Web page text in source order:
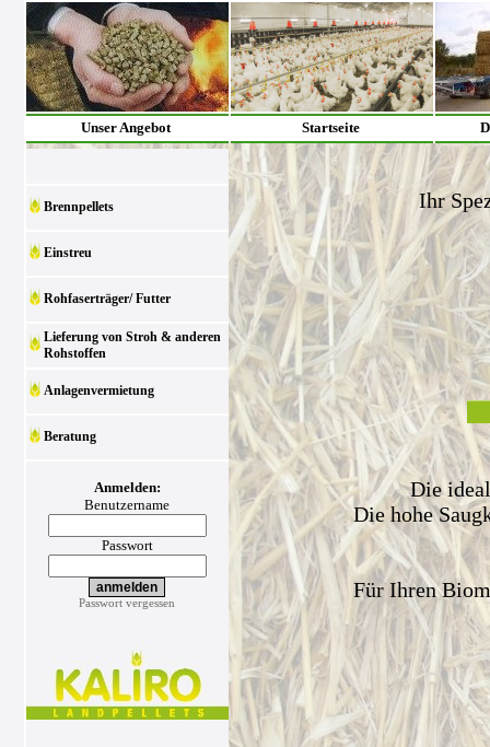
Unser Angebot Startseite
Brennpellets
Einstreu
Rohfaserträger/ Futter
Lieferung von Stroh & anderen
Rohstoffen
Anlagenvermietung
Beratung
Anmelden:
Benutzername
Passwort
Passwort vergessen
Ihr
Die
Die hohe
Für Ihren